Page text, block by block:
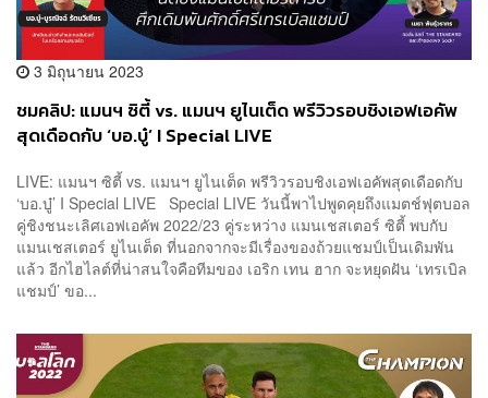
3 มิถุนายน 2023
ชมคลิป: แมนฯ ซิตี้ vs. แมนฯ ยูไนเต็ด พรีวิวรอบชิงเอฟเอคัพ
สุดเดือดกับ ‘บอ.บู๋’ I Special LIVE
LIVE: แมนฯ ซิตี้ vs. แมนฯ ยูไนเต็ด พรีวิวรอบชิงเอฟเอคัพสุดเดือดกับ
‘บอ.บู๋’ I Special LIVE Special LIVE วันนี้พาไปพูดคุยถึงแมตช์ฟุตบอล
คู่ชิงชนะเลิศเอฟเอคัพ 2022/23 คู่ระหว่าง แมนเชสเตอร์ ซิตี้ พบกับ
แมนเชสเตอร์ ยูไนเต็ด ที่นอกจากจะมีเรื่องของถ้วยแชมป์เป็นเดิมพัน
แล้ว อีกไฮไลต์ที่น่าสนใจคือทีมของ เอริก เทน ฮาก จะหยุดฝัน ‘เทรเบิล
แชมป์’ ขอ...